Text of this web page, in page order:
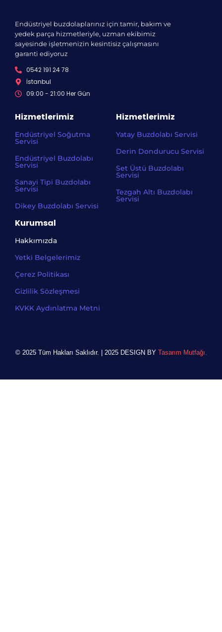
Endüstriyel buzdolaplarınız için tamir, bakım ve
yedek parça hizmetleriyle, uzman ekibimiz
sayesinde işletmenizin kesintisiz çalışmasını
garanti ediyoruz
0542 191 24 78
İstanbul
09:00 - 21:00 Her Gün​
Hizmetlerimiz
Endüstriyel Soğutma
Servisi
Endüstriyel Buzdolabı
Servisi
Sanayi Tipi Buzdolabı
Servisi
Dikey Buzdolabı Servisi
Hizmetlerimiz
Yatay Buzdolabı Servisi
Derin Dondurucu Servisi
Set Üstü Buzdolabı
Servisi
Tezgah Altı Buzdolabı
Servisi
Kurumsal
Hakkımızda
Yetki Belgelerimiz
Çerez Politikası
Gizlilik Sözleşmesi
KVKK Aydınlatma Metni
© 2025 Tüm Hakları Saklıdır. | 2025 DESIGN BY Tasarım Mutfağı.